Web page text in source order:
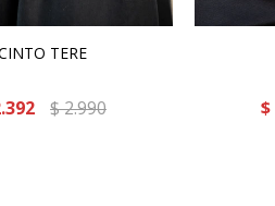
TERE
$2.990 $